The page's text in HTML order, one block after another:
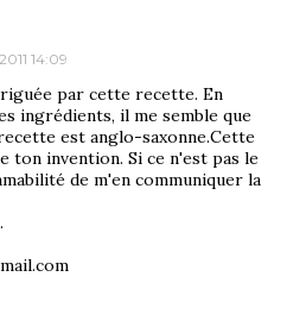
14:09
par cette recette. En
ingrédients, il me semble que
est anglo-saxonne.Cette
ton invention. Si ce n'est pas le
de m'en communiquer la